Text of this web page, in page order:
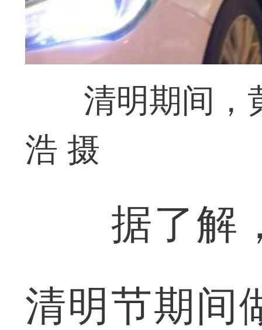
清明期间，
浩 摄
据了解，
清明节期间